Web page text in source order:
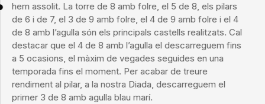
hem assolit. La torre de 8 amb folre, el 5 de 8, els pilars
de 6 i de 7, el 3 de 9 amb folre, el 4 de 9 amb folre i el 4
de 8 amb l’agulla són els principals castells realitzats. Cal
destacar que el 4 de 8 amb l’agulla el descarreguem fins
a 5 ocasions, el màxim de vegades seguides en una
temporada fins el moment. Per acabar de treure
rendiment al pilar, a la nostra Diada, descarreguem el
primer 3 de 8 amb agulla blau marí.